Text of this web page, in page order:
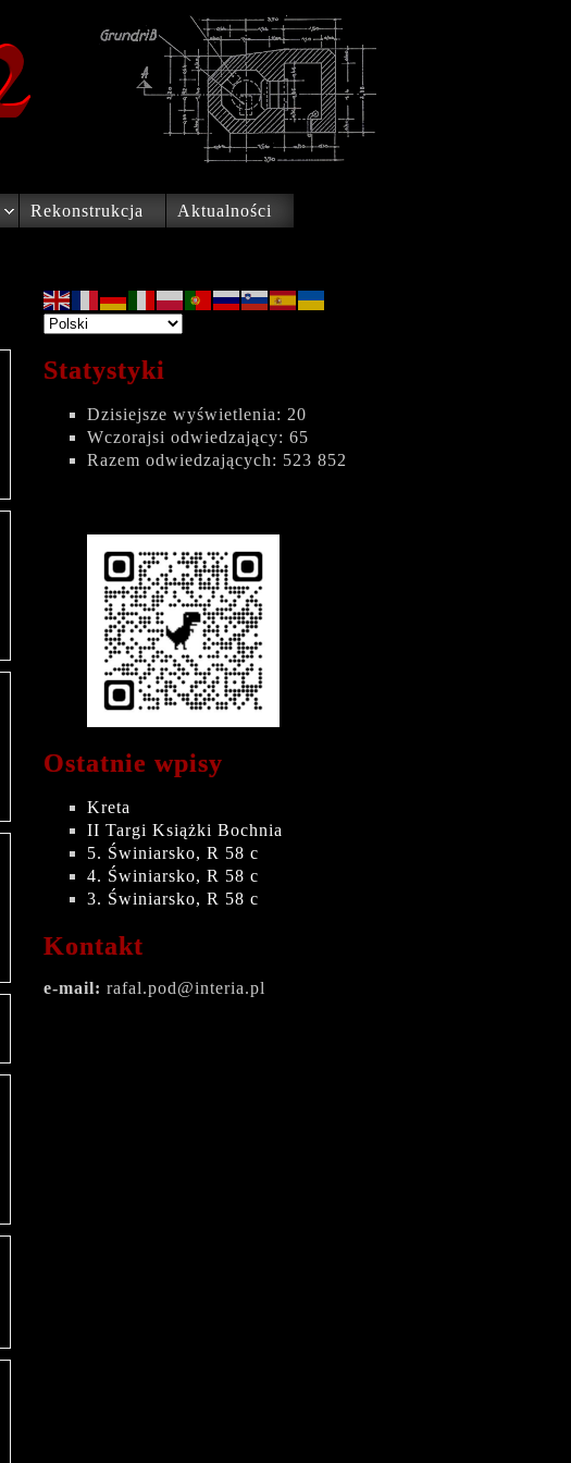
Rekonstrukcja Aktualności
Statystyki
Dzisiejsze wyświetlenia: 20
Wczorajsi odwiedzający: 65
Razem odwiedzających: 523 852
Ostatnie wpisy
Kreta
II Targi Książki Bochnia
5. Świniarsko, R 58 c
4. Świniarsko, R 58 c
3. Świniarsko, R 58 c
Kontakt
e-mail: rafal.pod@interia.pl